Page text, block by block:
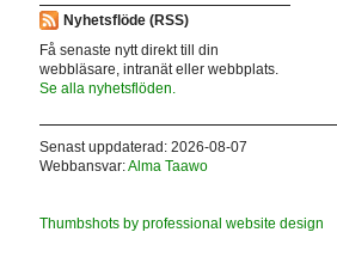
Nyhetsflöde (RSS)
Få senaste nytt direkt till din
webbläsare, intranät eller webbplats.
Se alla nyhetsflöden.
Senast uppdaterad: 2026-08-07
Webbansvar:Alma Taawo
Thumbshots by professional website design